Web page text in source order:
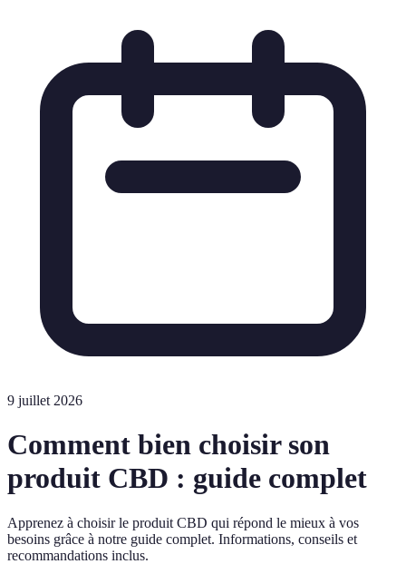
9 juillet 2026
Comment bien choisir son
produit CBD : guide complet
Apprenez à choisir le produit CBD qui répond le mieux à vos
besoins grâce à notre guide complet. Informations, conseils et
recommandations inclus.